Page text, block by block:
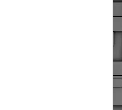
αστυνομικούς, οι οποίοι έχουν
εκπαίδευσή τους και
καθήκοντα.
ο Δήμος παρέλαβε τρία
οποία θα χρησιμοποιούνται για
μετακινήσεις των